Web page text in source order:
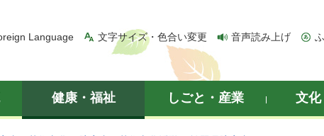
Language 文字サイズ・色合い変更 音声読み上げ
健康・福祉 しごと・産業 文化